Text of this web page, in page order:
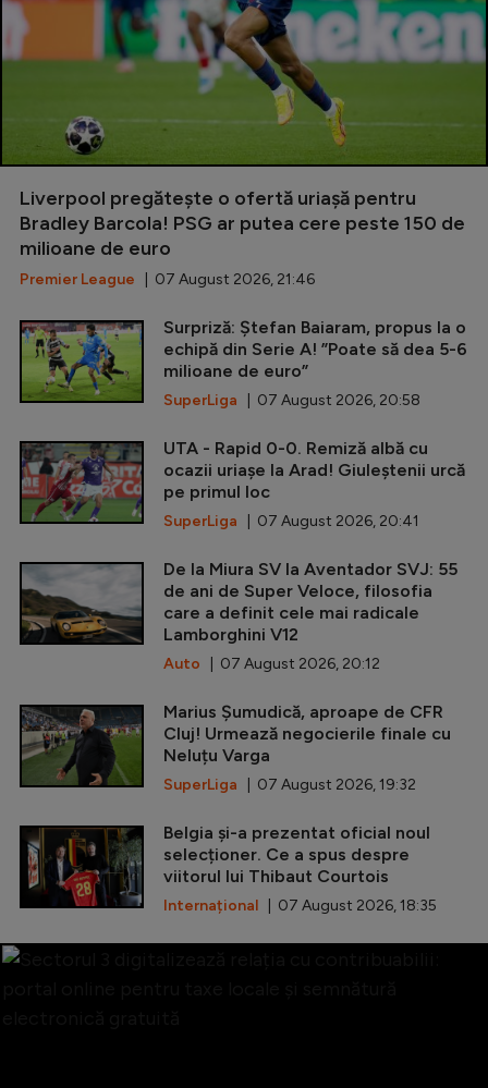
Liverpool pregătește o ofertă uriașă pentru
Bradley Barcola! PSG ar putea cere peste 150 de
milioane de euro
Premier League | 07 August 2026, 21:46
Surpriză: Ștefan Baiaram, propus la o
echipă din Serie A! ”Poate să dea 5-6
milioane de euro”
SuperLiga | 07 August 2026, 20:58
UTA - Rapid 0-0. Remiză albă cu
ocazii uriașe la Arad! Giuleștenii urcă
pe primul loc
SuperLiga | 07 August 2026, 20:41
De la Miura SV la Aventador SVJ: 55
de ani de Super Veloce, filosofia
care a definit cele mai radicale
Lamborghini V12
Auto | 07 August 2026, 20:12
Marius Șumudică, aproape de CFR
Cluj! Urmează negocierile finale cu
Neluțu Varga
SuperLiga | 07 August 2026, 19:32
Belgia și-a prezentat oficial noul
selecționer. Ce a spus despre
viitorul lui Thibaut Courtois
Internațional | 07 August 2026, 18:35